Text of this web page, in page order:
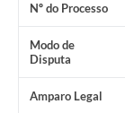
Convênios
Arquivos para
Nº do Processo
Modo de
Disputa
Amparo Legal